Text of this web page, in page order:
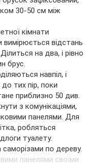
30-50 см між
кімнати
відстань
на два, і рівно
брус.
навпіл, і
тих пір, поки
приблизно 50 див.
з комунікаціями,
панелями. Для
робляться
туалету.
по дереву.